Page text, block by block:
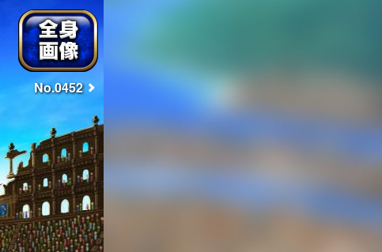
No.0452